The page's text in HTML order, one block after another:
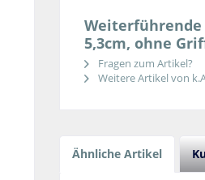
Weiterführende
5,3cm, ohne
Fragen zum Artikel?
Weitere Artikel von
Ähnliche Artikel